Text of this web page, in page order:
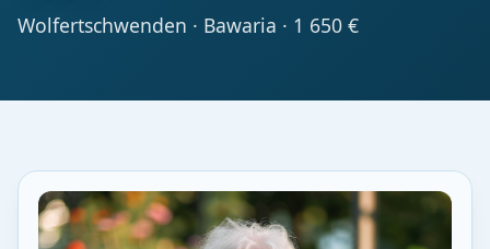
Wolfertschwenden · Bawaria · 1 650 €